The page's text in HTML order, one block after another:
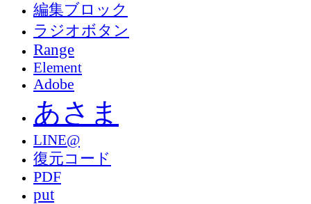
編集ブロック
ラジオボタン
Range
Element
Adobe
あさま
LINE@
復元コード
PDF
put